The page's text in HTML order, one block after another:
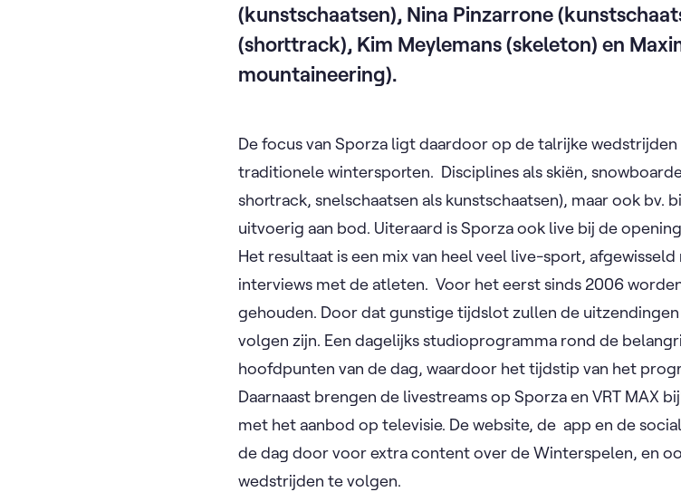
(kunstschaatsen), Nina Pinzarrone
(shorttrack), Kim Meylemans (skeleton) en
mountaineering).
De focus van Sporza ligt daardoor op de talrijke
traditionele wintersporten. ​ Disciplines als skiën,
shortrack, snelschaatsen als kunstschaatsen), maar ook bv.
uitvoerig aan bod. Uiteraard is Sporza ook live bij de
Het resultaat is een mix van heel veel live-sport,
interviews met de atleten. ​ Voor het eerst sinds 2006
gehouden. Door dat gunstige tijdslot zullen de uitzendingen
volgen zijn. Een dagelijks studioprogramma rond de
hoofdpunten van de dag, waardoor het tijdstip van het
Daarnaast brengen de livestreams op Sporza en VRT MAX
met het aanbod op televisie. De website, de ​ app en de
de dag door voor extra content over de Winterspelen, en
wedstrijden te volgen.